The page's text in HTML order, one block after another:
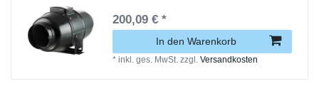
200,09 € *
In den Warenkorb
*inkl. ges. MwSt. zzgl.Versandkosten